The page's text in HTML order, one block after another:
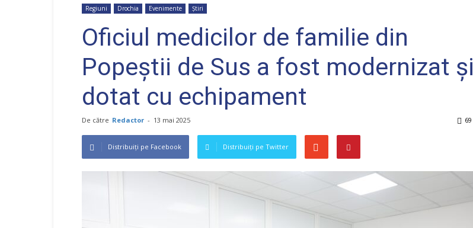
Regiuni Drochia Evenimente Știri
Oficiul medicilor de familie din
Popeștii de Sus a fost modernizat și
dotat cu echipament
De către Redactor - 13 mai 2025 69
Distribuiți pe Facebook Distribuiți pe Twitter